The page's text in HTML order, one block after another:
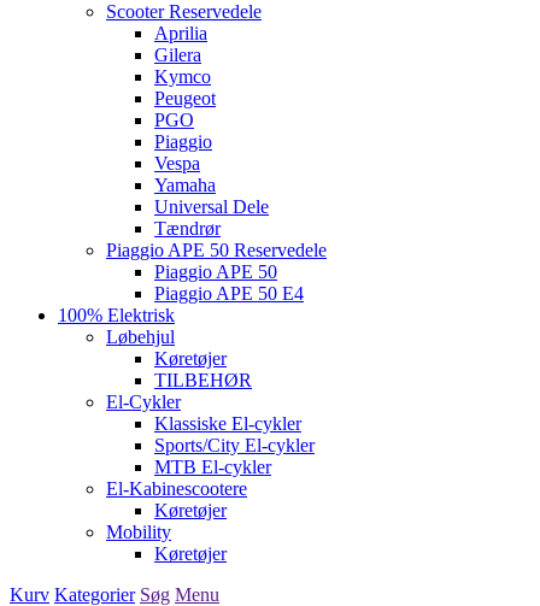
Scooter Reservedele
Aprilia
Gilera
Kymco
Peugeot
PGO
Piaggio
Vespa
Yamaha
Universal Dele
Tændrør
Piaggio APE 50 Reservedele
Piaggio APE 50
Piaggio APE 50 E4
100% Elektrisk
Løbehjul
Køretøjer
TILBEHØR
El-Cykler
Klassiske El-cykler
Sports/City El-cykler
MTB El-cykler
El-Kabinescootere
Køretøjer
Mobility
Køretøjer
Kurv Kategorier Søg Menu